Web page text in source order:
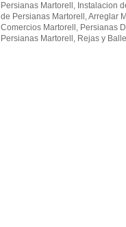
Persianas Martorell, Instalacion
de Persianas Martorell, Arreglar
Comercios Martorell, Persianas
Persianas Martorell, Rejas y